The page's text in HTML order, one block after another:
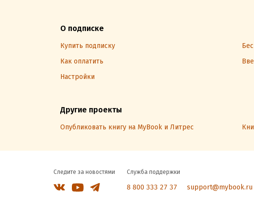
О подписке
Купить подписку
Как оплатить
Настройки
Другие проекты
Опубликовать книгу на MyBook и Литрес
Следите за новостями Служба поддержки
8 800 333 27 37 support@mybook.ru